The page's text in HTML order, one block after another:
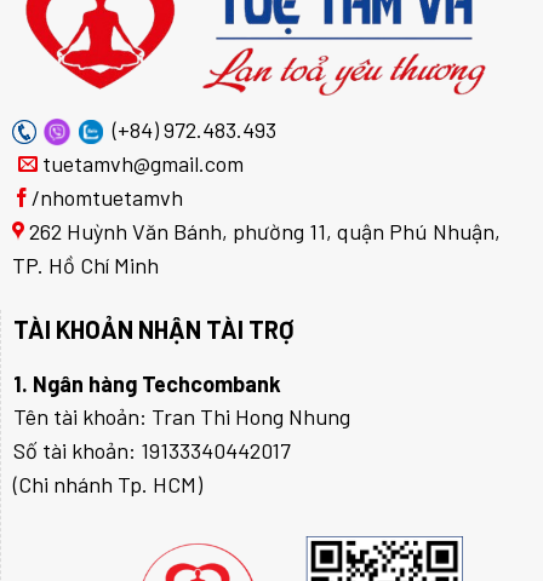
(+84) 972.483.493
tuetamvh@gmail.com
/nhomtuetamvh
262 Huỳnh Văn Bánh, phường 11, quận Phú Nhuận,
TP. Hồ Chí Minh
TÀI KHOẢN NHẬN TÀI TRỢ
1. Ngân hàng Techcombank
Tên tài khoản: Tran Thi Hong Nhung
Số tài khoản: 19133340442017
(Chi nhánh Tp. HCM)